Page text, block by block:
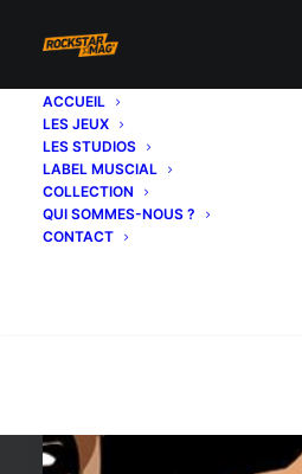
ACCUEIL
LES JEUX
LES STUDIOS
LABEL MUSCIAL
COLLECTION
QUI SOMMES-NOUS ?
CONTACT